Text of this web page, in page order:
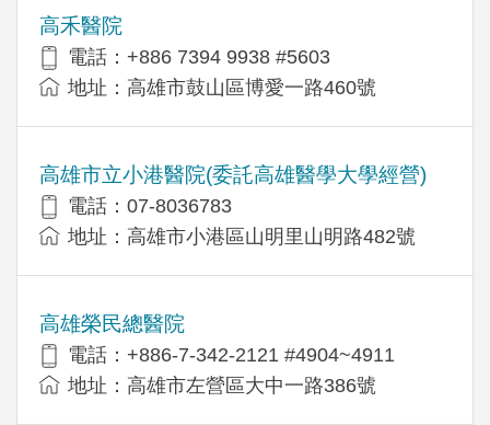
高禾醫院
電話：+886 7394 9938 #5603
地址：高雄市鼓山區博愛一路460號
高雄市立小港醫院(委託高雄醫學大學經營)
電話：07-8036783
地址：高雄市小港區山明里山明路482號
高雄榮民總醫院
電話：+886-7-342-2121 #4904~4911
地址：高雄市左營區大中一路386號